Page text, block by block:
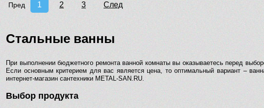
Пред 1 2 3 След
Стальные ванны
При выполнении бюджетного ремонта ванной комнаты вы оказываетесь перед
Если основным критерием для вас является цена, то оптимальный вариант –
интернет-магазин сантехники METAL-SAN.RU.
Выбор продукта